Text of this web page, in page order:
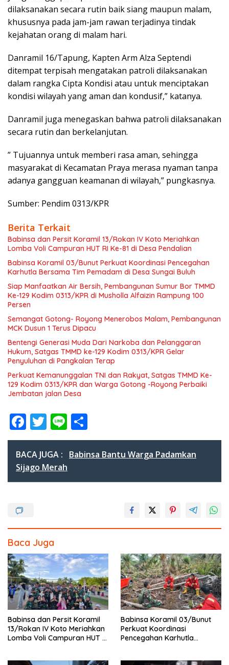
dilaksanakan secara rutin baik siang maupun malam,
khususnya pada jam-jam rawan terjadinya tindak
kejahatan orang di malam hari.
Danramil 16/Tapung, Kapten Arm Alza Septendi
ditempat terpisah mengatakan patroli dilaksanakan
dalam rangka Cipta Kondisi atau untuk menciptakan
kondisi wilayah yang aman dan kondusif,” katanya.
Danramil juga menegaskan bahwa patroli dilaksanakan
secara rutin dan berkelanjutan.
” Tujuannya untuk memberi rasa aman, sehingga
masyarakat di Kecamatan Praya merasa nyaman tanpa
adanya gangguan keamanan di wilayah,” pungkasnya.
Sumber: Pendim 0313/KPR
Berita Terkait
Babinsa dan Persit Koramil 13/Rokan IV Koto Meriahkan
Lomba Voli Campuran HUT RI Ke-81 di Desa Pendalian
Babinsa Koramil 03/Bunut Perkuat Koordinasi Pencegahan
Karhutla Bersama Tim Pemadam di Desa Sungai Buluh
Siap Manfaatkan Air Bersih, Pembangunan Sumur Bor TMMD
Ke-129 Kodim 0313/KPR di Musholla Alfaizin Rampung 100
Persen
Semangat Gotong- Royong Menerobos Malam, Pembangunan
MCK Dusun 1 Terus Dipacu
Bentengi Generasi Muda Dari Narkoba dan Pelanggaran
Hukum, Satgas TMMD ke-129 Kodim 0313/KPR Gelar
Penyuluhan di Pangkalan Terap
Perkuat Kemanunggalan TNI dan Rakyat, Satgas TMMD Ke-
129 Kodim 0313/KPR dan Warga Gotong -Royong Perbaiki
Jembatan jalan Desa
F
ac
e
b
o
T
w
itt
er
Li
n
e
h
ar
BACA JUGA :
Babinsa Bantu Warga Padamkan
Sijago Merah
Baca Juga
Babinsa dan Persit Koramil
13/Rokan IV Koto Meriahkan
Lomba Voli Campuran HUT RI
Babinsa Koramil 03/Bunut
Perkuat Koordinasi
Pencegahan Karhutla